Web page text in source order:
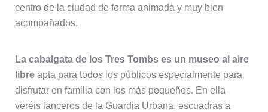
centro de la ciudad de forma animada y muy bien
acompañados.
La cabalgata de los Tres Tombs es un museo al aire
libreapta para todos los públicos especialmente para
disfrutar en familia con los más pequeños. En ella
veréis lanceros de la Guardia Urbana, escuadras a